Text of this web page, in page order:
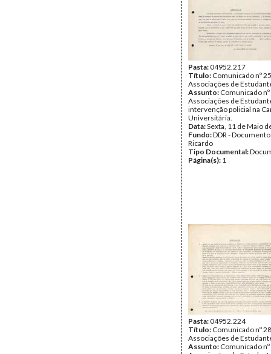
Pasta:04952.217
Título: Comunicado nº
Associações de
Assunto: Comunicado
Associações de
intervenção policial na
Universitária.
Data:Sexta, 11 de Maio
Fundo:DDR -
Ricardo
Tipo Documental:
Página(s): 1
Pasta:04952.224
Título: Comunicado nº
Associações de
Assunto: Comunicado